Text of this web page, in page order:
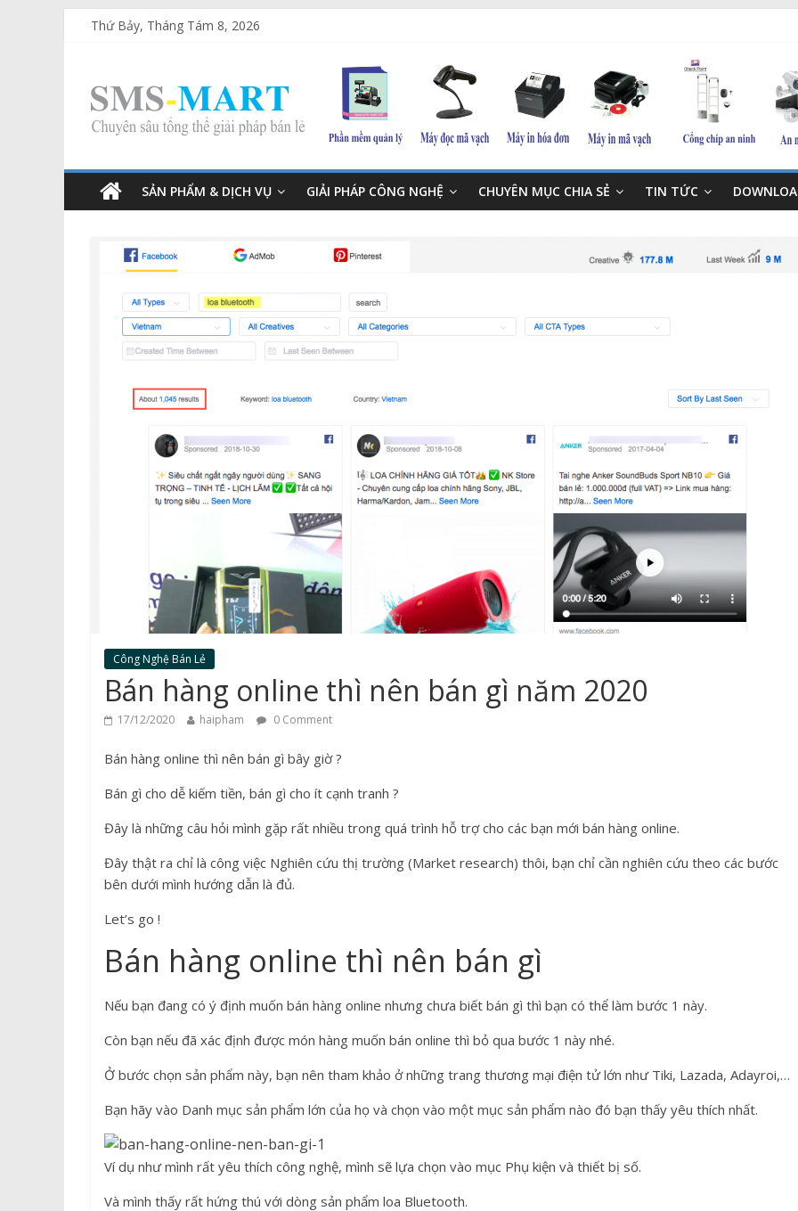
Thứ Bảy, Tháng Tám 8, 2026
SẢN PHẨM & DỊCH VỤ GIẢI PHÁP CÔNG NGHỆ CHUYÊN MỤC CHIA SẺ TIN TỨC
Công Nghệ Bán Lẻ
Bán hàng online thì nên bán gì năm 2020
17/12/2020 haipham 0 Comment
Bán hàng online thì nên bán gì bây giờ ?
Bán gì cho dễ kiếm tiền, bán gì cho ít cạnh tranh ?
Đây là những câu hỏi mình gặp rất nhiều trong quá trình hỗ trợ cho các bạn mới bán hàng online.
Đây thật ra chỉ là công việc Nghiên cứu thị trường (Market research) thôi, bạn chỉ cần nghiên cứu theo các bước
bên dưới mình hướng dẫn là đủ.
Let’s go !
Bán hàng online thì nên bán gì
Nếu bạn đang có ý định muốn bán hàng online nhưng chưa biết bán gì thì bạn có thể làm bước 1 này.
Còn bạn nếu đã xác định được món hàng muốn bán online thì bỏ qua bước 1 này nhé.
Ở bước chọn sản phẩm này, bạn nên tham khảo ở những trang thương mại điện tử lớn như Tiki, Lazada, Adayroi,…
Bạn hãy vào Danh mục sản phẩm lớn của họ và chọn vào một mục sản phẩm nào đó bạn thấy yêu thích nhất.
Ví dụ như mình rất yêu thích công nghệ, mình sẽ lựa chọn vào mục Phụ kiện và thiết bị số.
Và mình thấy rất hứng thú với dòng sản phẩm loa Bluetooth.
Các loại kệ bày hàng tạp
hóa thông dụng
10/06/2024
Hàng